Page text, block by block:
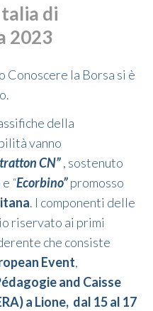
di
2023
Conoscere la Borsa si è
della
vanno
CN”, sostenuto
e “Ecorbino”promosso
. I componenti delle
riservato ai primi
che consiste
Event,
and Caisse
a Lione, dal 15 al 17